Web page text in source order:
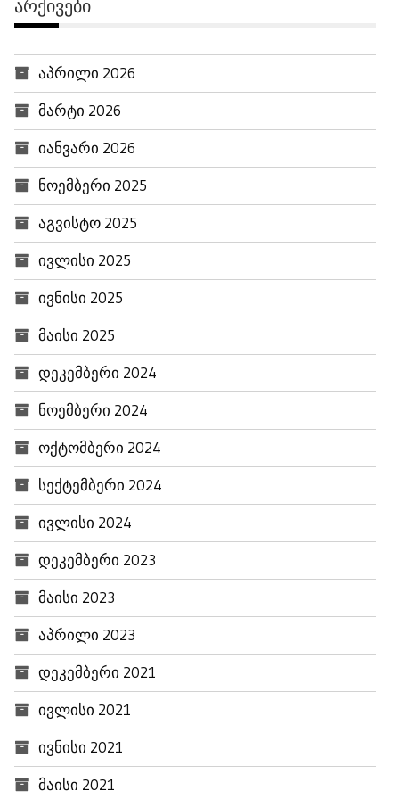
ᲐᲠᲥᲘᲕᲔᲑᲘ
აპრილი 2026
მარტი 2026
იანვარი 2026
ნოემბერი 2025
აგვისტო 2025
ივლისი 2025
ივნისი 2025
მაისი 2025
დეკემბერი 2024
ნოემბერი 2024
ოქტომბერი 2024
სექტემბერი 2024
ივლისი 2024
დეკემბერი 2023
მაისი 2023
აპრილი 2023
დეკემბერი 2021
ივლისი 2021
ივნისი 2021
მაისი 2021